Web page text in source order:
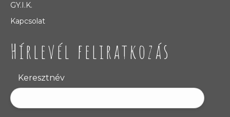
GY.I.K.
Kapcsolat
Hírlevél feliratkozás
Keresztnév